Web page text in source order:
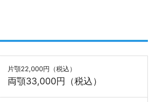
片顎22,000円（税込）
両顎33,000円（税込）